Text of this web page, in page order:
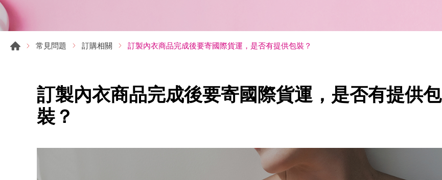
常見問題 訂購相關 訂製內衣商品完成後要寄國際貨運，是否有提供包裝？
訂製內衣商品完成後要寄國際貨運，是否有提供包
裝？